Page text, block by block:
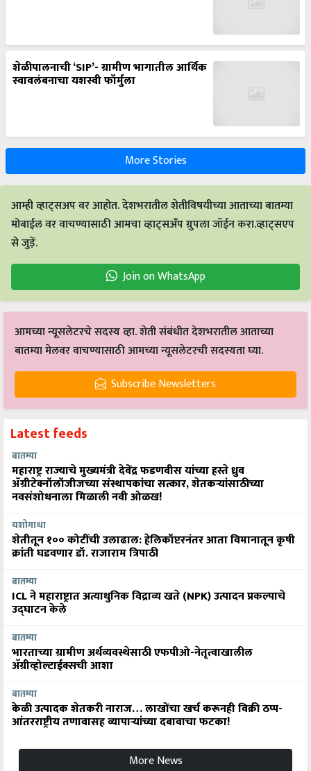
शेळीपालनाची ‘SIP’- ग्रामीण भागातील आर्थिक
स्वावलंबनाचा यशस्वी फॉर्मुला
More Stories
आम्ही व्हाट्सअप वर आहोत. देशभरातील शेतीविषयीच्या आताच्या बातम्या
मोबाईल वर वाचण्यासाठी आमचा व्हाट्सअँप ग्रुपला जॉईन करा.व्हाट्सएप
से जुड़ें.
Join on WhatsApp
आमच्या न्यूसलेटरचे सदस्य व्हा. शेती संबंधीत देशभरातील आताच्या
बातम्या मेलवर वाचण्यासाठी आमच्या न्यूसलेटरची सदस्यता घ्या.
Subscribe Newsletters
Latest feeds
बातम्या
महाराष्ट्र राज्याचे मुख्यमंत्री देवेंद्र फडणवीस यांच्या हस्ते ध्रुव
ॲग्रीटेक्नॉलॉजीजच्या संस्थापकांचा सत्कार, शेतकऱ्यांसाठीच्या
नवसंशोधनाला मिळाली नवी ओळख!
यशोगाथा
शेतीतून १०० कोटींची उलाढाल: हेलिकॉप्टरनंतर आता विमानातून कृषी
क्रांती घडवणार डॉ. राजाराम त्रिपाठी
बातम्या
ICL ने महाराष्ट्रात अत्याधुनिक विद्राव्य खते (NPK) उत्पादन प्रकल्पाचे
उद्घाटन केले
बातम्या
भारताच्या ग्रामीण अर्थव्यवस्थेसाठी एफपीओ-नेतृत्वाखालील
अ‍ॅग्रीव्होल्टाईक्सची आशा
बातम्या
केळी उत्पादक शेतकरी नाराज… लाखोंचा खर्च करूनही विक्री ठप्प-
आंतरराष्ट्रीय तणावासह व्यापाऱ्यांच्या दबावाचा फटका!
More News